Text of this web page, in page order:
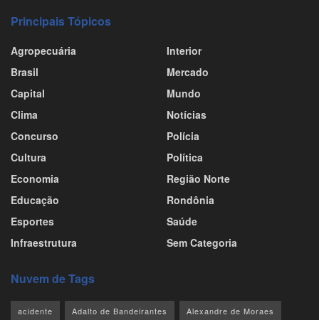
Principais Tópicos
Agropecuária
Brasil
Capital
Clima
Concurso
Cultura
Economia
Educação
Esportes
Infraestrutura
Interior
Mercado
Mundo
Notícias
Polícia
Política
Região Norte
Rondônia
Saúde
Sem Categoria
Nuvem de Tags
acidente Adalto de Bandeirantes Alexandre de Moraes